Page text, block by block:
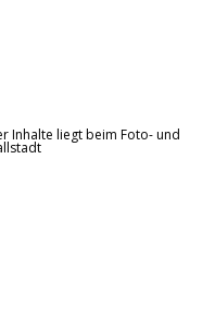
Inhalte liegt beim Foto- und